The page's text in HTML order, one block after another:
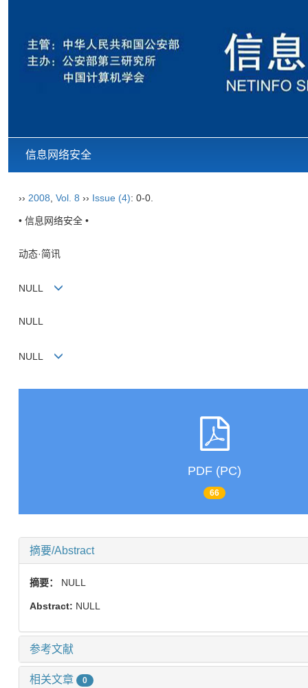
信息网络安全
›› 2008 Vol. 8 ›› Issue (4): 0-0.
• 信息网络安全 •
动态·简讯
NULL
NULL
NULL
PDF (PC)
66
摘要/Abstract
摘要： NULL
Abstract: NULL
参考文献
相关文章 0